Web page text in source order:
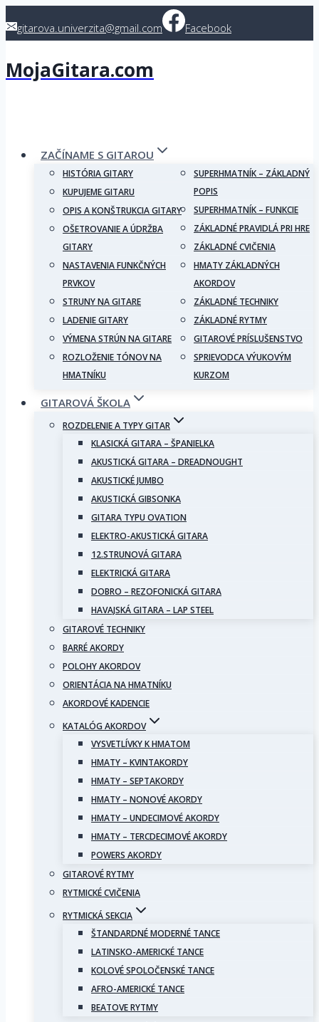
togitarova.univerzita@gmail.com Facebook
MojaGitara.com
ZAČÍNAME S GITAROU
HISTÓRIA GITARY
KUPUJEME GITARU
OPIS A KONŠTRUKCIA GITARY
OŠETROVANIE A ÚDRŽBA
GITARY
NASTAVENIA FUNKČNÝCH
PRVKOV
STRUNY NA GITARE
LADENIE GITARY
VÝMENA STRÚN NA GITARE
ROZLOŽENIE TÓNOV NA
HMATNÍKU
SUPERHMATNÍK – ZÁKLADNÝ
POPIS
SUPERHMATNÍK – FUNKCIE
ZÁKLADNÉ PRAVIDLÁ PRI HRE
ZÁKLADNÉ CVIČENIA
HMATY ZÁKLADNÝCH
AKORDOV
ZÁKLADNÉ TECHNIKY
ZÁKLADNÉ RYTMY
GITAROVÉ PRÍSLUŠENSTVO
SPRIEVODCA VÝUKOVÝM
KURZOM
GITAROVÁ ŠKOLA
ROZDELENIE A TYPY GITAR
KLASICKÁ GITARA – ŠPANIELKA
AKUSTICKÁ GITARA – DREADNOUGHT
AKUSTICKÉ JUMBO
AKUSTICKÁ GIBSONKA
GITARA TYPU OVATION
ELEKTRO-AKUSTICKÁ GITARA
12.STRUNOVÁ GITARA
ELEKTRICKÁ GITARA
DOBRO – REZOFONICKÁ GITARA
HAVAJSKÁ GITARA – LAP STEEL
GITAROVÉ TECHNIKY
BARRÉ AKORDY
POLOHY AKORDOV
ORIENTÁCIA NA HMATNÍKU
AKORDOVÉ KADENCIE
KATALÓG AKORDOV
VYSVETLÍVKY K HMATOM
HMATY – KVINTAKORDY
HMATY – SEPTAKORDY
HMATY – NONOVÉ AKORDY
HMATY – UNDECIMOVÉ AKORDY
HMATY – TERCDECIMOVÉ AKORDY
POWERS AKORDY
GITAROVÉ RYTMY
RYTMICKÉ CVIČENIA
RYTMICKÁ SEKCIA
ŠTANDARDNÉ MODERNÉ TANCE
LATINSKO-AMERICKÉ TANCE
KOLOVÉ SPOLOČENSKÉ TANCE
AFRO-AMERICKÉ TANCE
BEATOVE RYTMY